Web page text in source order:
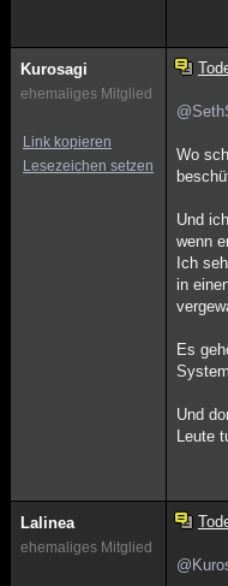
Kurosagi
ehemaliges Mitglied
Link kopieren
Lesezeichen setzen
Wo
Und
wenn
Ich
in
Es
Und
Leute
Lalinea
ehemaliges Mitglied